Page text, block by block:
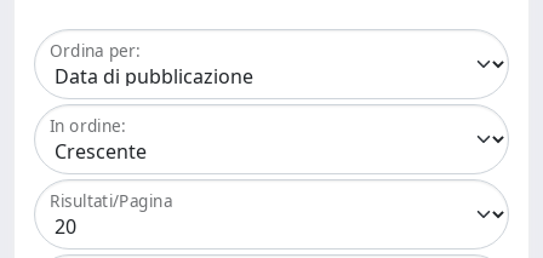
Ordina per:
In ordine:
Risultati/Pagina